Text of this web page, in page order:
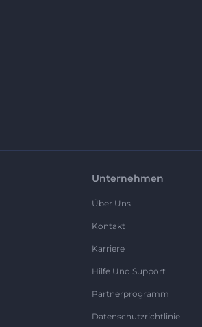
Unternehmen
Über Uns
Kontakt
Karriere
Hilfe Und Support
Partnerprogramm
Datenschutzrichtlinie